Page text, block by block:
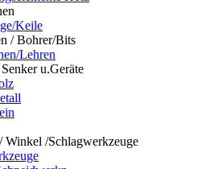
Keile
/ Bohrer/Bits
Lehren
u.Geräte
Winkel /Schlagwerkzeuge